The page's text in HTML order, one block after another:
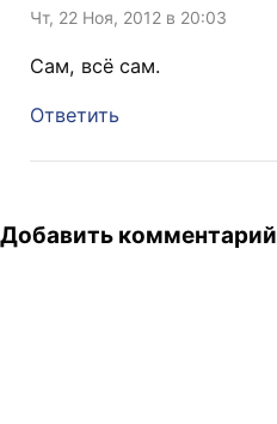
Чт, 22 Ноя, 2012 в 20:03
Сам, всё сам.
Ответить
Добавить